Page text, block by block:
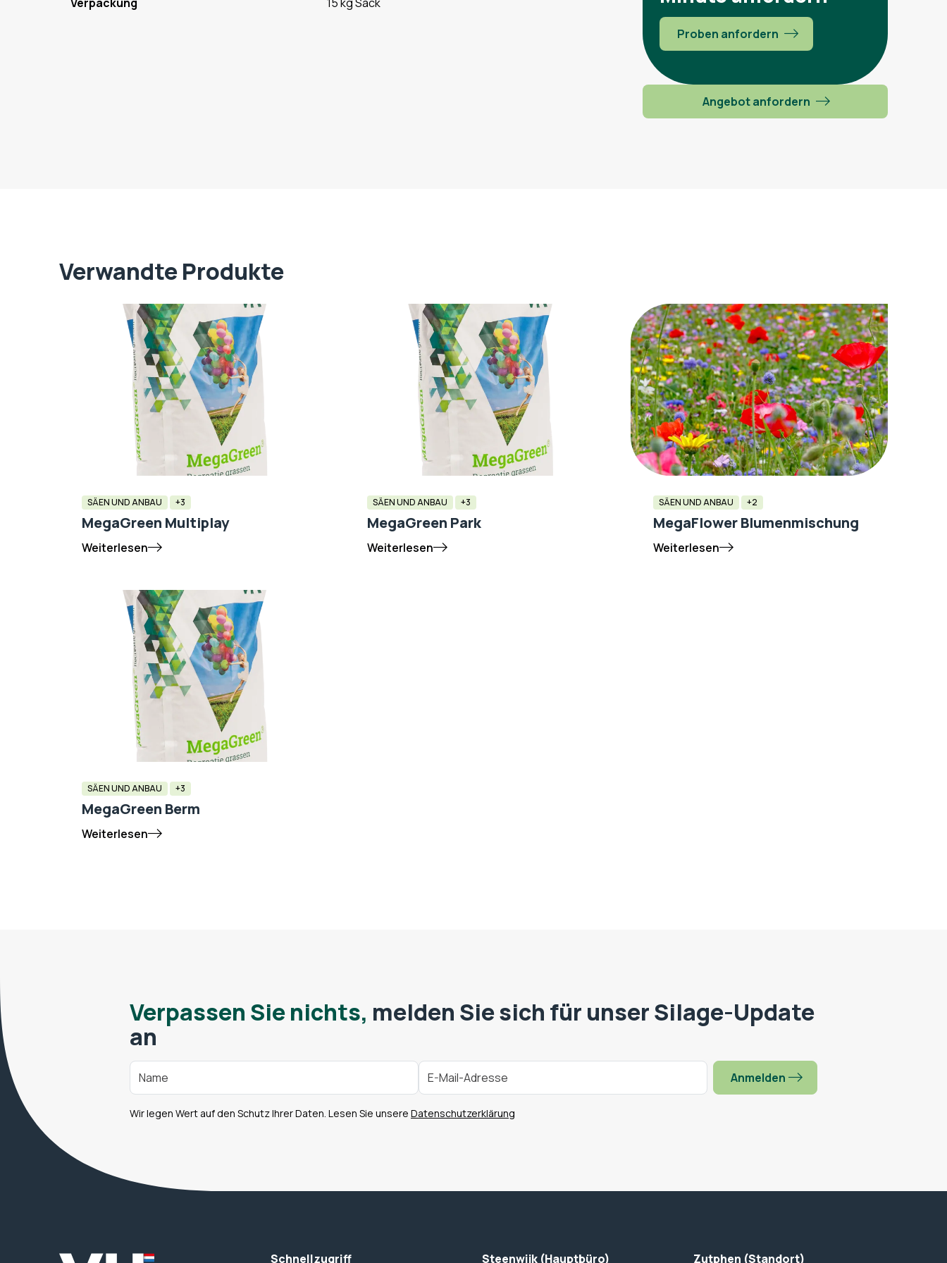
Verpackung 15 kg Sack
Proben anfordern
Angebot anfordern
Verwandte Produkte
SÄEN UND ANBAU +3
MegaGreen Multiplay
Weiterlesen
SÄEN UND ANBAU +3
MegaGreen Park
Weiterlesen
SÄEN UND ANBAU +2
MegaFlower Blumenmischung
Weiterlesen
SÄEN UND ANBAU +3
MegaGreen Berm
Weiterlesen
Verpassen Sie nichts, melden Sie sich für unser Silage-Update
an
Anmelden
Wir legen Wert auf den Schutz Ihrer Daten. Lesen Sie unsere Datenschutzerklärung
Schnellzugriff Steenwijk (Hauptbüro) Zutphen (Standort)